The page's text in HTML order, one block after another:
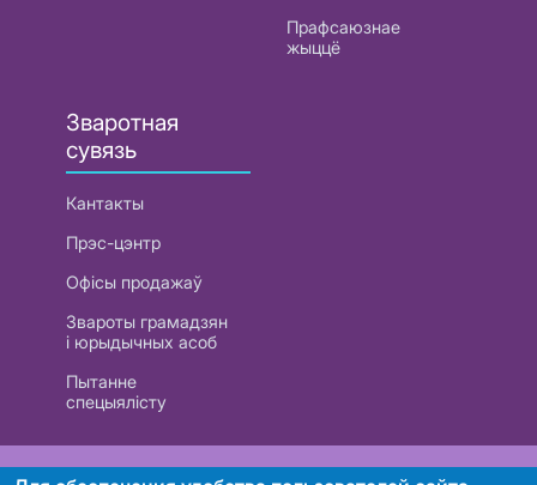
Прафсаюзнае
жыццё
Зваротная
сувязь
Кантакты
Прэс-цэнтр
Офісы продажаў
Звароты грамадзян
і юрыдычных асоб
Пытанне
спецыялісту
РУП «Белтэлекам». УНП 101007741